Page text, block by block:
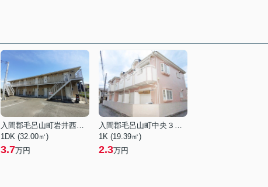
入間郡毛呂山町岩井西１丁目
1DK (32.00㎡)
3.7万円
入間郡毛呂山町中央３丁目
1K (19.39㎡)
2.3万円